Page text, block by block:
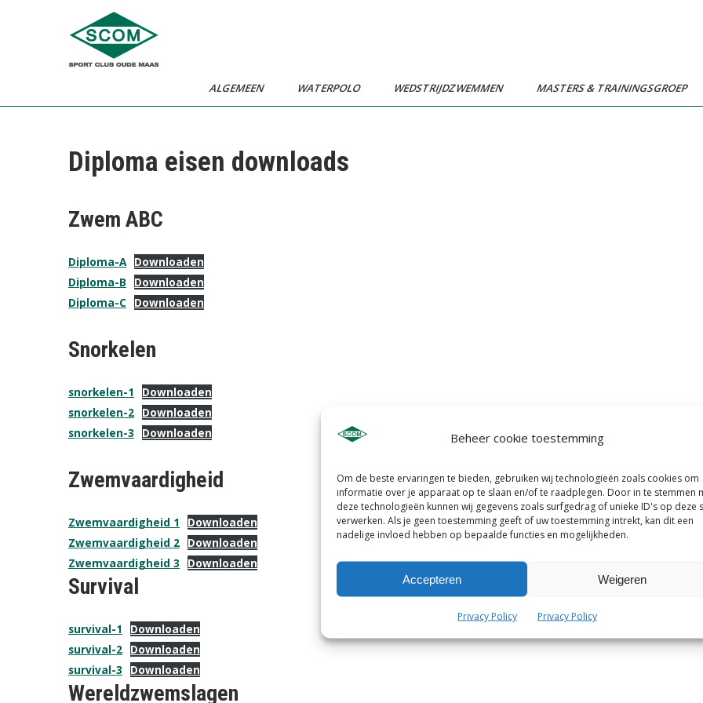
Beheer cookie toestemming
Om de beste ervaringen te bieden, gebruiken wij technologieën zoals cookies om
informatie over je apparaat op te slaan en/of te raadplegen. Door in te stemmen
deze technologieën kunnen wij gegevens zoals surfgedrag of unieke ID's op deze
verwerken. Als je geen toestemming geeft of uw toestemming intrekt, kan dit een
nadelige invloed hebben op bepaalde functies en mogelijkheden.
Accepteren Weigeren
Privacy Policy Privacy Policy
ALGEMEEN WATERPOLO WEDSTRIJDZWEMMEN MASTERS & TRAININGSGROEP
Diploma eisen downloads
Zwem ABC
Diploma-A Downloaden
Diploma-B
Downloaden
Diploma-C Downloaden
Snorkelen
snorkelen-1
Downloaden
snorkelen-2 Downloaden
snorkelen-3
Downloaden
Zwemvaardigheid
Zwemvaardigheid 1
Downloaden
Zwemvaardigheid 2 Downloaden
Zwemvaardigheid 3
Downloaden
Survival
survival-1
Downloaden
survival-2 Downloaden
survival-3
Downloaden
Wereldzwemslagen